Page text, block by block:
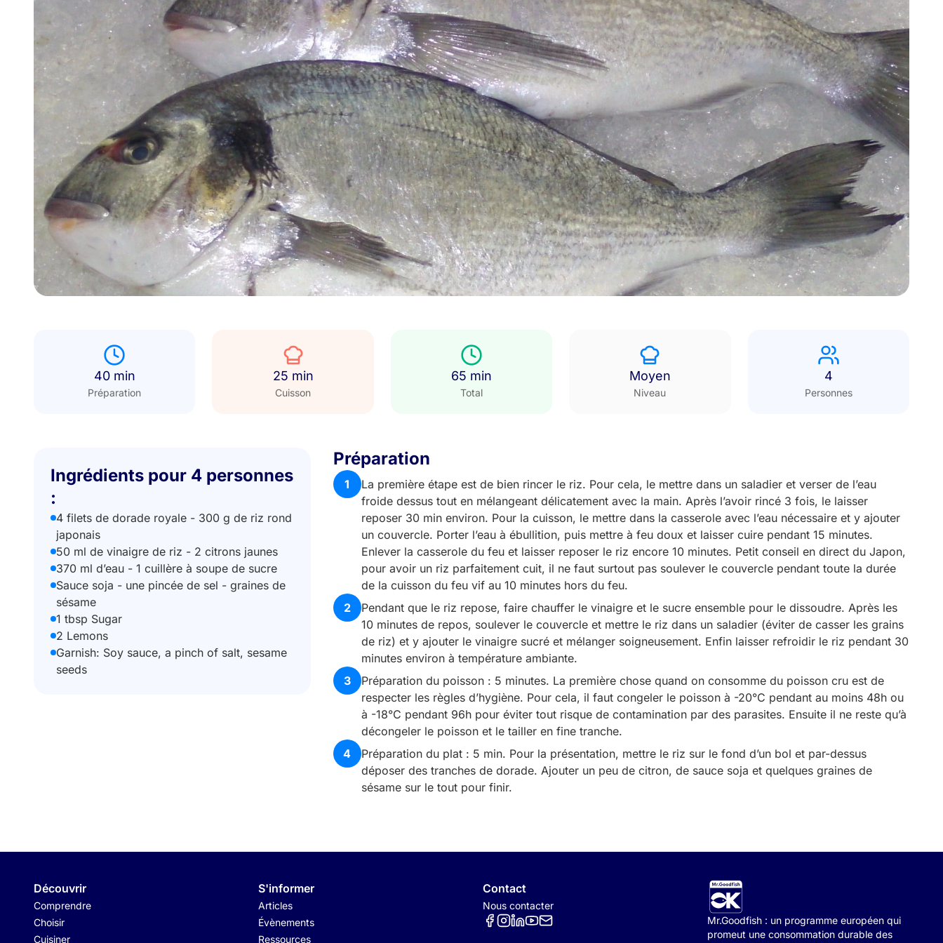
40 min
Préparation
25 min
Cuisson
65 min
Total
Moyen
Niveau
4
Personnes
Ingrédients pour 4 personnes
:
4 filets de dorade royale - 300 g de riz rond
japonais
50 ml de vinaigre de riz - 2 citrons jaunes
370 ml d’eau - 1 cuillère à soupe de sucre
Sauce soja - une pincée de sel - graines de
sésame
1 tbsp Sugar
2 Lemons
Garnish: Soy sauce, a pinch of salt, sesame
seeds
Préparation
1
La première étape est de bien rincer le riz. Pour cela, le mettre dans un saladier et verser de l’eau
froide dessus tout en mélangeant délicatement avec la main. Après l’avoir rincé 3 fois, le laisser
reposer 30 min environ. Pour la cuisson, le mettre dans la casserole avec l’eau nécessaire et y ajouter
un couvercle. Porter l’eau à ébullition, puis mettre à feu doux et laisser cuire pendant 15 minutes.
Enlever la casserole du feu et laisser reposer le riz encore 10 minutes. Petit conseil en direct du Japon,
pour avoir un riz parfaitement cuit, il ne faut surtout pas soulever le couvercle pendant toute la durée
de la cuisson du feu vif au 10 minutes hors du feu.
2
Pendant que le riz repose, faire chauffer le vinaigre et le sucre ensemble pour le dissoudre. Après les
10 minutes de repos, soulever le couvercle et mettre le riz dans un saladier (éviter de casser les grains
de riz) et y ajouter le vinaigre sucré et mélanger soigneusement. Enfin laisser refroidir le riz pendant 30
minutes environ à température ambiante.
3
Préparation du poisson : 5 minutes. La première chose quand on consomme du poisson cru est de
respecter les règles d’hygiène. Pour cela, il faut congeler le poisson à -20°C pendant au moins 48h ou
à -18°C pendant 96h pour éviter tout risque de contamination par des parasites. Ensuite il ne reste qu’à
décongeler le poisson et le tailler en fine tranche.
4
Préparation du plat : 5 min. Pour la présentation, mettre le riz sur le fond d’un bol et par-dessus
déposer des tranches de dorade. Ajouter un peu de citron, de sauce soja et quelques graines de
sésame sur le tout pour finir.
Découvrir
Comprendre
Choisir
Cuisiner
S'informer
Articles
Évènements
Ressources
Contact
Nous contacter
Réseaux sociaux
Mr.Goodfish : un programme européen qui
promeut une consommation durable des